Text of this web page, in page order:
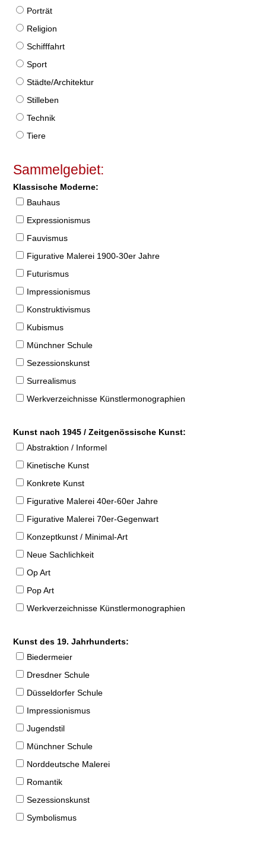
Porträt
Religion
Schifffahrt
Sport
Städte/Architektur
Stilleben
Technik
Tiere
Sammelgebiet:
Klassische Moderne:
Bauhaus
Expressionismus
Fauvismus
Figurative Malerei 1900-30er Jahre
Futurismus
Impressionismus
Konstruktivismus
Kubismus
Münchner Schule
Sezessionskunst
Surrealismus
Werkverzeichnisse Künstlermonographien
Kunst nach 1945 / Zeitgenössische Kunst:
Abstraktion / Informel
Kinetische Kunst
Konkrete Kunst
Figurative Malerei 40er-60er Jahre
Figurative Malerei 70er-Gegenwart
Konzeptkunst / Minimal-Art
Neue Sachlichkeit
Op Art
Pop Art
Werkverzeichnisse Künstlermonographien
Kunst des 19. Jahrhunderts:
Biedermeier
Dresdner Schule
Düsseldorfer Schule
Impressionismus
Jugendstil
Münchner Schule
Norddeutsche Malerei
Romantik
Sezessionskunst
Symbolismus